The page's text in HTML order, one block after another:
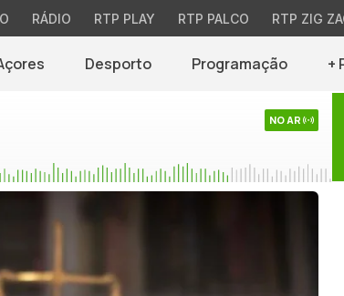
RÁDIO RTP PLAY RTP PALCO RTP ZIG
Desporto Programação +
NO AR